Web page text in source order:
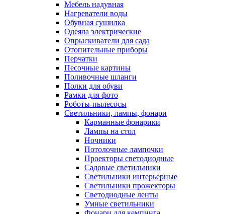
Мебель надувная
Нагреватели воды
Обувная сушилка
Одеяла электрические
Опрыскиватели для сада
Отопительные приборы
Перчатки
Песочные картины
Поливочные шланги
Полки для обуви
Рамки для фото
Роботы-пылесосы
Светильники, лампы, фонари
Карманные фонарики
Лампы на стол
Ночники
Потолочные лампочки
Проекторы светодиодные
Садовые светильники
Светильники интерьерные
Светильники прожекторы
Светодиодные ленты
Умные светильники